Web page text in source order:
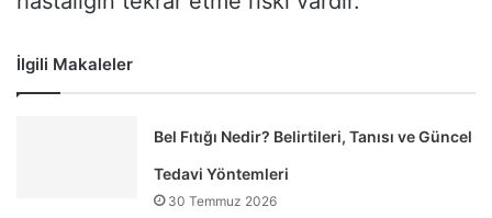
İlgili Makaleler
Bel Fıtığı Nedir? Belirtileri, Tanısı ve Güncel
Tedavi Yöntemleri
30 Temmuz 2026